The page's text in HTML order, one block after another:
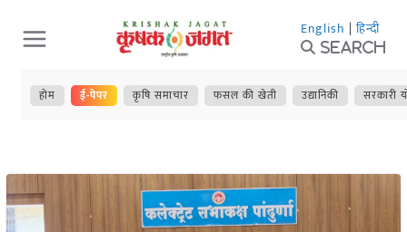
Skip
to
content
English | हिन्दी
Search
होम ई-पेपर कृषि समाचार फसल की खेती उद्यानिकी सरकारी